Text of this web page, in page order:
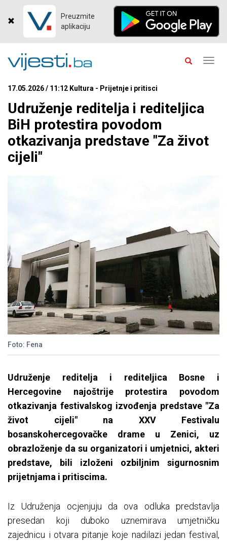
Preuzmite
aplikaciju
17.05.2026 / 11:12 Kultura - Prijetnje i pritisci
Udruženje reditelja i rediteljica
BiH protestira povodom
otkazivanja predstave "Za život
cijeli"
Foto: Fena
Udruženje reditelja i rediteljica Bosne i
Hercegovine najoštrije protestira povodom
otkazivanja festivalskog izvođenja predstave "Za
život cijeli" na XXV Festivalu
bosanskohercegovačke drame u Zenici, uz
obrazloženje da su organizatori i umjetnici, akteri
predstave, bili izloženi ozbiljnim sigurnosnim
prijetnjama i pritiscima.
Iz Udruženja ocjenjuju da ova odluka predstavlja
presedan koji duboko uznemirava umjetničku
zajednicu i otvara pitanje koje nadilazi jedan festival,